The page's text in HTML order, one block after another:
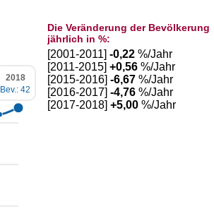
2018
Bev.: 42
Die Veränderung der Bevölkerung
jährlich in %:
[2001-2011]-0,22 %/Jahr
[2011-2015]+0,56 %/Jahr
[2015-2016]-6,67 %/Jahr
[2016-2017]-4,76 %/Jahr
[2017-2018]+5,00 %/Jahr